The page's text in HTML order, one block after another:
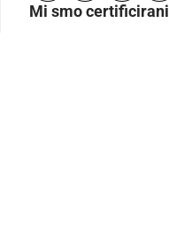
Mi smo certificirani